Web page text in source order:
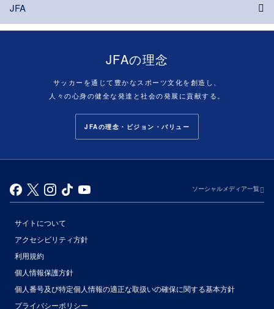
JFA
JFAの理念
サッカーを通じて豊かなスポーツ文化を創造し、
人々の心身の健全な発達と社会の発展に貢献する。
JFAの理念・ビジョン・バリュー
ソーシャルメディア一覧
サイトについて
アクセシビリティ方針
利用規約
個人情報保護方針
個人番号及び特定個人情報の適正な取扱いの確保に関する基本方針
プライバシーポリシー